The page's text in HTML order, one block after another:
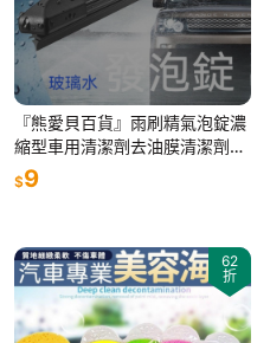
『熊愛貝百貨』雨刷精氣泡錠濃
縮型車用清潔劑去油膜清潔劑汽
車用玻璃水發泡錠
$9
62
折